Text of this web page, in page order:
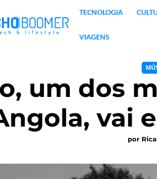
TECNOLOGIA
VIAGENS
um dos
vai
por